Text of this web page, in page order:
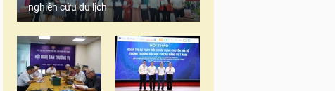
nghiên cứu du lịch